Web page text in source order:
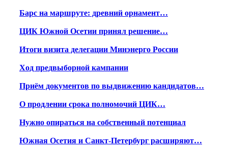
Барс на маршруте: древний орнамент…
ЦИК Южной Осетии принял решение…
Итоги визита делегации Минэнерго России
Ход предвыборной кампании
Приём документов по выдвижению кандидатов…
О продлении срока полномочий ЦИК…
Нужно опираться на собственный потенциал
Южная Осетия и Санкт-Петербург расширяют…